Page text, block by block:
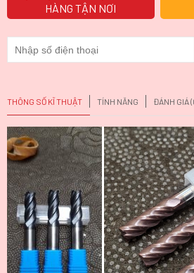
HÀNG TẬN NƠI
THÔNG SỐ KĨ THUẬT TÍNH NĂNG ĐÁNH GIÁ